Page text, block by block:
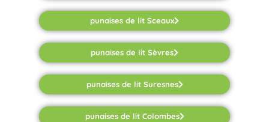
punaises de lit Sceaux
punaises de lit Sèvres
punaises de lit Suresnes
punaises de lit Colombes